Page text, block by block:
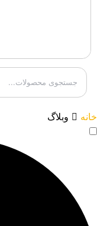
Search
خانه
وبلاگ